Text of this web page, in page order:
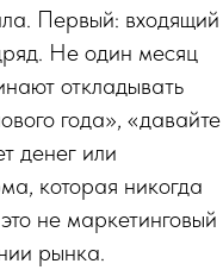
Первый: входящий
Не один месяц
откладывать
года», «давайте
денег или
которая никогда
не маркетинговый
рынка.